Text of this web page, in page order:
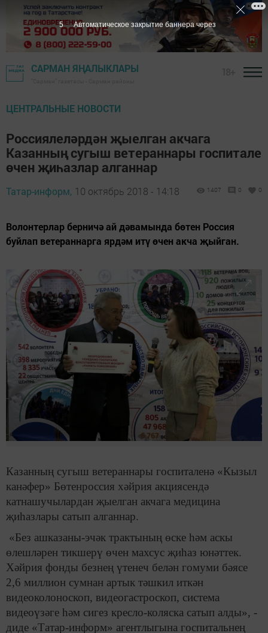
САРМАН ЯҢАЛЫКЛАРЫ
ЦЕНТРАЛЬНЫЕ НОВОСТИ
Россиялеләрдән җыелган акчага
Казанның сугыш ветераннары госпитале
өчен җиһазлар алганнар
Татар-информ, 10 октябрь 2018 - 14:18 1407 0 0
Волонтерлар берничә ай дәвамында бөтен Россия
буйлап ветераннарга ярдәм итү өчен акча җыйган.
Казанның сугыш ветераннары госпиталенә «Кызыл
канәфер» Бөтенроссия хәйрия акциясендә
катнашучылардан җыелган акчага медицина
җиһазлары сатып алганнар.
«Без ашказаны-эчәк трактының өске һәм аскы
өлешләрен тикшерү өчен махсус җиһаз юнәттек.
Хәйрия фонды безнең үтенеч белән гомуми бәясе
2,6 миллион сумнан артык тәшкил иткән
видеоколоноскоп, видеогастроскоп, система
видеоүзәге һәм сигез кресло-коляска сатып алды», -
диде «Татар-информ» агентлыгына госпитальнең
4 Автоматическое закрытие баннера через